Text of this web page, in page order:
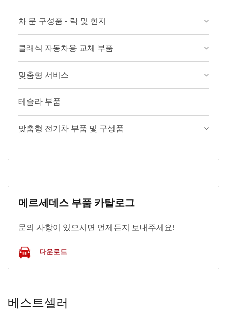
차 문 구성품 - 락 및 힌지
클래식 자동차용 교체 부품
맞춤형 서비스
테슬라 부품
맞춤형 전기차 부품 및 구성품
메르세데스 부품 카탈로그
문의 사항이 있으시면 언제든지 보내주세요!
다운로드
베스트셀러